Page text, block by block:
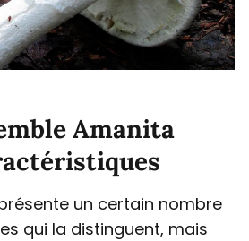
Amanita
un certain nombre
qui la distinguent, mais